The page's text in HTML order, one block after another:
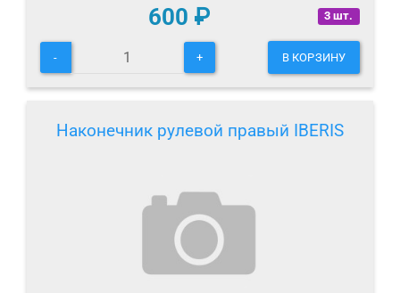
3 шт.
600 ₽
- + В КОРЗИНУ
Наконечник рулевой правый IBERIS